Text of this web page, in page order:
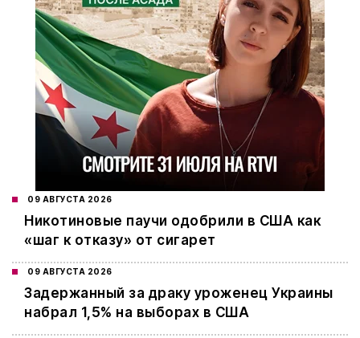
09 АВГУСТА 2026
Никотиновые паучи одобрили в США как
«шаг к отказу» от сигарет
09 АВГУСТА 2026
Задержанный за драку уроженец Украины
набрал 1,5% на выборах в США